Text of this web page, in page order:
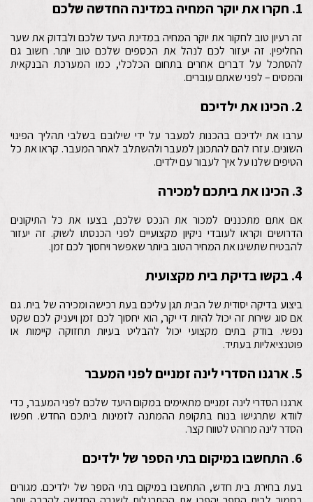
1. חקרו את יוקר המחיה במדינה החדשה שלכם
זה רעיון טוב לחקור את יוקר המחיה במדינת היעד שלכם ולבדוק את שער
החליפין. זה יעזור לכם לנהל את הכספים שלכם טוב יותר. חשוב גם
להסתכל על דברים אחרים בתחום הכלכלי, כמו המערכת הבנקאית
והמסים – לפני שאתם עוברים.
2. הכינו את ילדיכם
ערבו את ילדיכם בהכנות למעבר על ידי שילובם בשלבי תהליך הפינוי
השונים. עזרו להם להתכונן למעבר ולהשתלב לאחר המעבר. קראו את כל
הטיפים שלנו על איך לעבור עם ילדים.
3. הכינו את ביתכם למכירה
אם אתם מתכננים למכור את הנכס שלכם, בצעו את כל התיקונים
הדרושים וקראו לעובדי ניקיון מקצועיים לפני הכנסתו לשוק. זה יעזור
להבטיח שתשיגו את המחיר הטוב ביותר שאפשר ויחסוך לכם זמן.
4. בקשו בדיקת בית מקצועית
ביצוע בדיקה יסודית של הבית תגן עליכם בעת רכישה ומכירה של בית. גם
אם סוג שירות זה יכול להיות די יקר, הוא יחסוך לכם זמן ויעניק לכם שקט
נפשי. בודק בתים מקצועי יכול להבליט בעיות תחזוקה קיימות או
פוטנציאליות בעתיד.
5. ארגנו הסדרי לינה זמניים לפני המעבר
ארגנו הסדרי לינה זמניים מתאימים במקום היעד שלכם לפני המעבר, כדי
לוודא שתרגישו בנוח בתקופת ההמתנה לזמינות ביתכם החדש. חפשו
הסדר לינה מרוהט לטווח קצר.
6. התחשבו במיקום בתי הספר של ילדיכם
בעת בחירת בית חדש, התחשבו במיקום בתי הספר של ילדיכם. מגורים